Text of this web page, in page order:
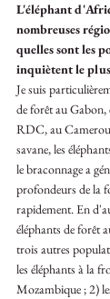
L'éléphant
nombreuses
quelles sont les
inquiètent le plus
Je suis
de forêt au
RDC, au
savane, les
le braconnage a
profondeurs de la
rapidement. En
éléphants de forêt
trois autres
les éléphants à la
Mozambique ; 2)